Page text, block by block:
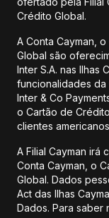
Crédito Global.
A Conta Cayman,
Global são
Inter S.A. nas Ilhas
funcionalidades
Inter & Co
o Cartão de
clientes
A Filial Cayman irá
Conta Cayman, o
Global. Dados
Act das Ilhas
Dados. Para saber